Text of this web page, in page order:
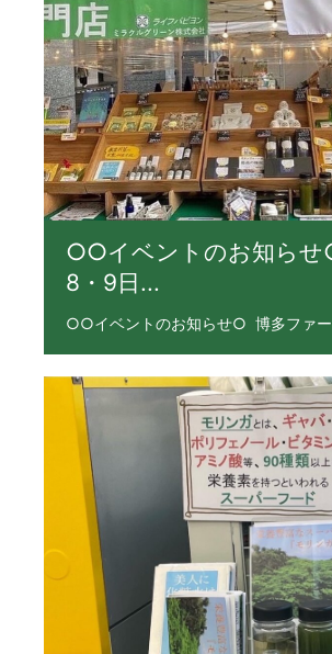
○○イベントのお知ら
8・9日...
○○イベントのお知らせ○ ⁡ 博多ファー